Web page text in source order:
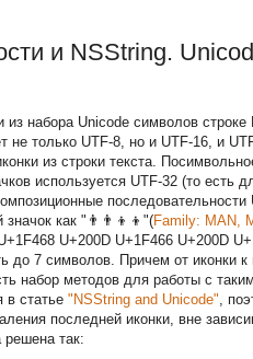
и NSString.
из набора Unicode символов
не только UTF-8, но и UTF-16, и
из строки текста.
используется UTF-32 (то есть
последовательности
как "👨‍👨‍👦‍👦"(Family: MAN,
U+200D U+1F466 U+200D
до 7 символов. Причем от иконки к
набор методов для работы с
в статье "NSString and Unicode" ,
последней иконки, вне
так: